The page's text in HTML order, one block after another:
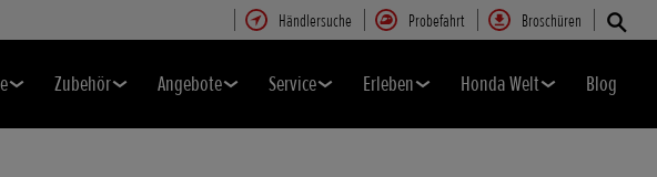
Händlersuche Probefahrt Broschüren
Zubehör Angebote Service Erleben Honda Welt Blog